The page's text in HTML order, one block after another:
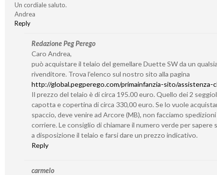
Un cordiale saluto.
Andrea
Reply
Redazione Peg Perego
Caro Andrea,
può acquistare il telaio del gemellare Duette SW da un
rivenditore. Trova l’elenco sul nostro sito alla pagina
http://global.pegperego.com/primainfanzia-sito/assistenza-
Il prezzo del telaio è di circa 195.00 euro. Quello dei 2
capotta e copertina di circa 330,00 euro. Se lo vuole
spaccio, deve venire ad Arcore (MB), non facciamo
corriere. Le consiglio di chiamare il numero verde per sapere
a disposizione il telaio e farsi dare un prezzo indicativo.
Reply
carmelo